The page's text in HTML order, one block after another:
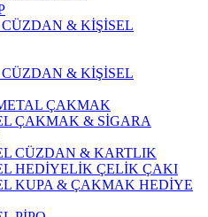
& KİŞİSEL
& KİŞİSEL
ÇAKMAK
ÇAKMAK & SİGARA
CÜZDAN & KARTLIK
HEDİYELİK ÇELİK ÇAKI
KUPA & ÇAKMAK HEDİYE